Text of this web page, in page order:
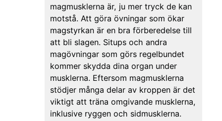
magmusklerna är, ju mer tryck de kan
motstå. Att göra övningar som ökar
magstyrkan är en bra förberedelse till
att bli slagen. Situps och andra
magövningar som görs regelbundet
kommer skydda dina organ under
musklerna. Eftersom magmusklerna
stödjer många delar av kroppen är det
viktigt att träna omgivande musklerna,
inklusive ryggen och sidmusklerna.